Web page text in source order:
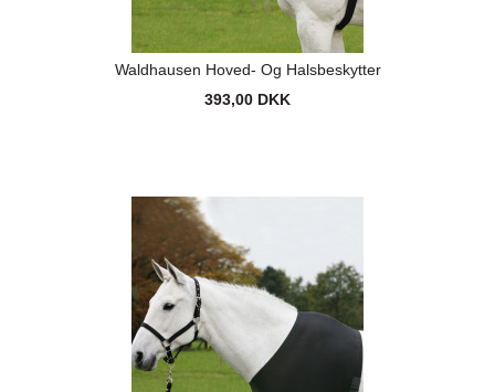
Waldhausen Hoved- Og Halsbeskytter
393,00 DKK